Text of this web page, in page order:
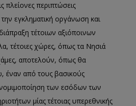
πλείονες περιπτώσεις
εγκληματική οργάνωση και
τέτοιων αξιόποινων
τέτοιες χώρες, όπως τα Νησιά
αποτελούν, όπως θα
έναν από τους βασικούς
των εσόδων των
μίας τέτοιας υπερεθνικής